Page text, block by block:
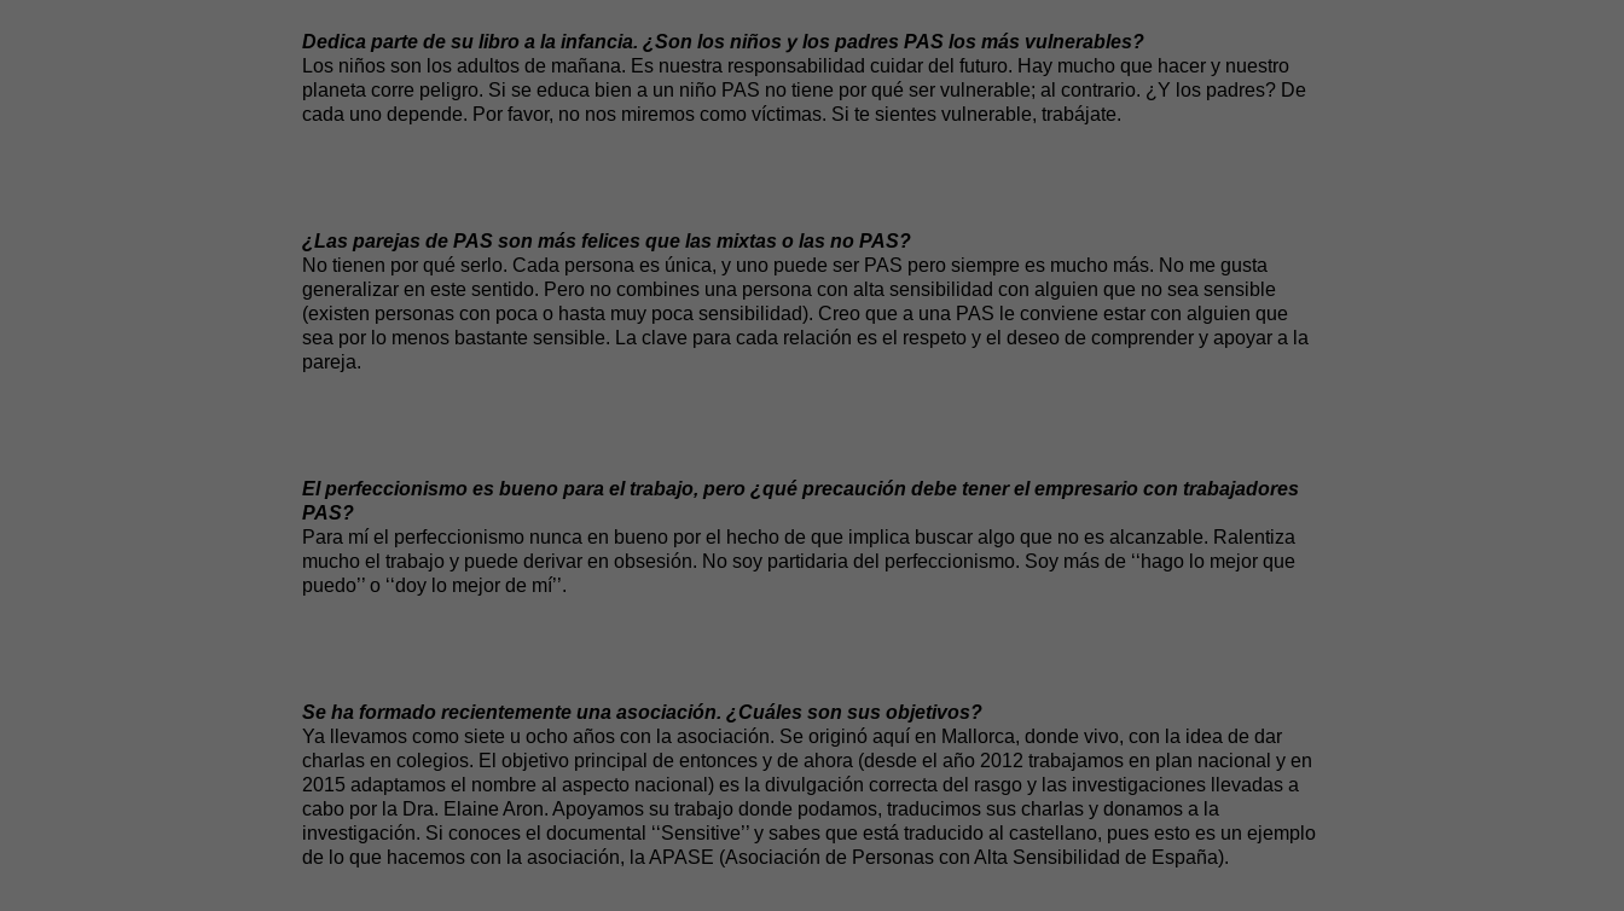
Dedica parte de su libro a la infancia. ¿Son los niños y los padres PAS los más vulnerables?
Los niños son los adultos de mañana. Es nuestra responsabilidad cuidar del futuro. Hay mucho que hacer y nuestro
planeta corre peligro. Si se educa bien a un niño PAS no tiene por qué ser vulnerable; al contrario. ¿Y los padres? De
cada uno depende. Por favor, no nos miremos como víctimas. Si te sientes vulnerable, trabájate.
¿Las parejas de PAS son más felices que las mixtas o las no PAS?
No tienen por qué serlo. Cada persona es única, y uno puede ser PAS pero siempre es mucho más. No me gusta
generalizar en este sentido. Pero no combines una persona con alta sensibilidad con alguien que no sea sensible
(existen personas con poca o hasta muy poca sensibilidad). Creo que a una PAS le conviene estar con alguien que
sea por lo menos bastante sensible. La clave para cada relación es el respeto y el deseo de comprender y apoyar a la
pareja.
El perfeccionismo es bueno para el trabajo, pero ¿qué precaución debe tener el empresario con trabajadores
PAS?
Para mí el perfeccionismo nunca en bueno por el hecho de que implica buscar algo que no es alcanzable. Ralentiza
mucho el trabajo y puede derivar en obsesión. No soy partidaria del perfeccionismo. Soy más de ‘‘hago lo mejor que
puedo’’ o ‘‘doy lo mejor de mí’’.
Se ha formado recientemente una asociación. ¿Cuáles son sus objetivos?
Ya llevamos como siete u ocho años con la asociación. Se originó aquí en Mallorca, donde vivo, con la idea de dar
charlas en colegios. El objetivo principal de entonces y de ahora (desde el año 2012 trabajamos en plan nacional y en
2015 adaptamos el nombre al aspecto nacional) es la divulgación correcta del rasgo y las investigaciones llevadas a
cabo por la Dra. Elaine Aron. Apoyamos su trabajo donde podamos, traducimos sus charlas y donamos a la
investigación. Si conoces el documental ‘‘Sensitive’’ y sabes que está traducido al castellano, pues esto es un ejemplo
de lo que hacemos con la asociación, la APASE (Asociación de Personas con Alta Sensibilidad de España).